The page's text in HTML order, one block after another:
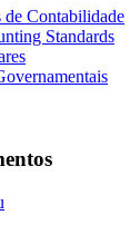
de Contabilidade
Standards